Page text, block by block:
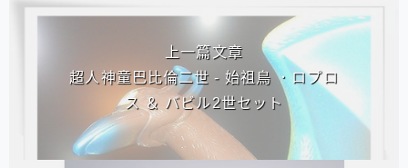
相連文章
上一篇文章
超人神童巴比倫二世 - 始祖鳥 ．ロプロ
ス ＆ バビル2世セット